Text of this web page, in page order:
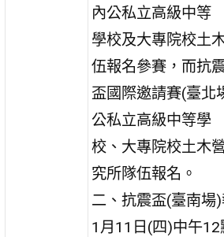
內公私立高級中等
學校及大專院校土
伍報名參賽，而抗
盃國際邀請賽(臺北
公私立高級中等學
校、大專院校土木
究所隊伍報名。
二、抗震盃(臺南場
1月11日(四)中午12